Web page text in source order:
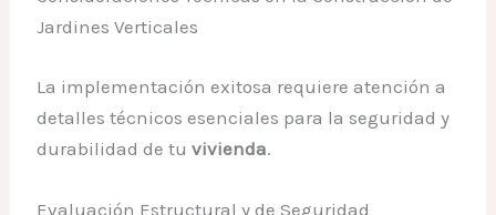
Jardines Verticales
La implementación exitosa requiere atención a
detalles técnicos esenciales para la seguridad y
durabilidad de tuvivienda.
Evaluación Estructural y de Seguridad